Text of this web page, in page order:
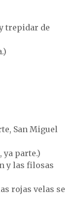
trepidar de
San Miguel
ya parte.)
y las filosas
rojas velas se